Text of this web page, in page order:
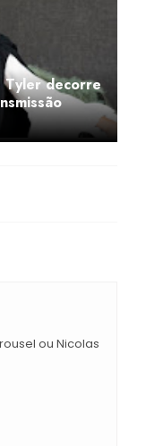
Tyler decorre
ou Nicolas